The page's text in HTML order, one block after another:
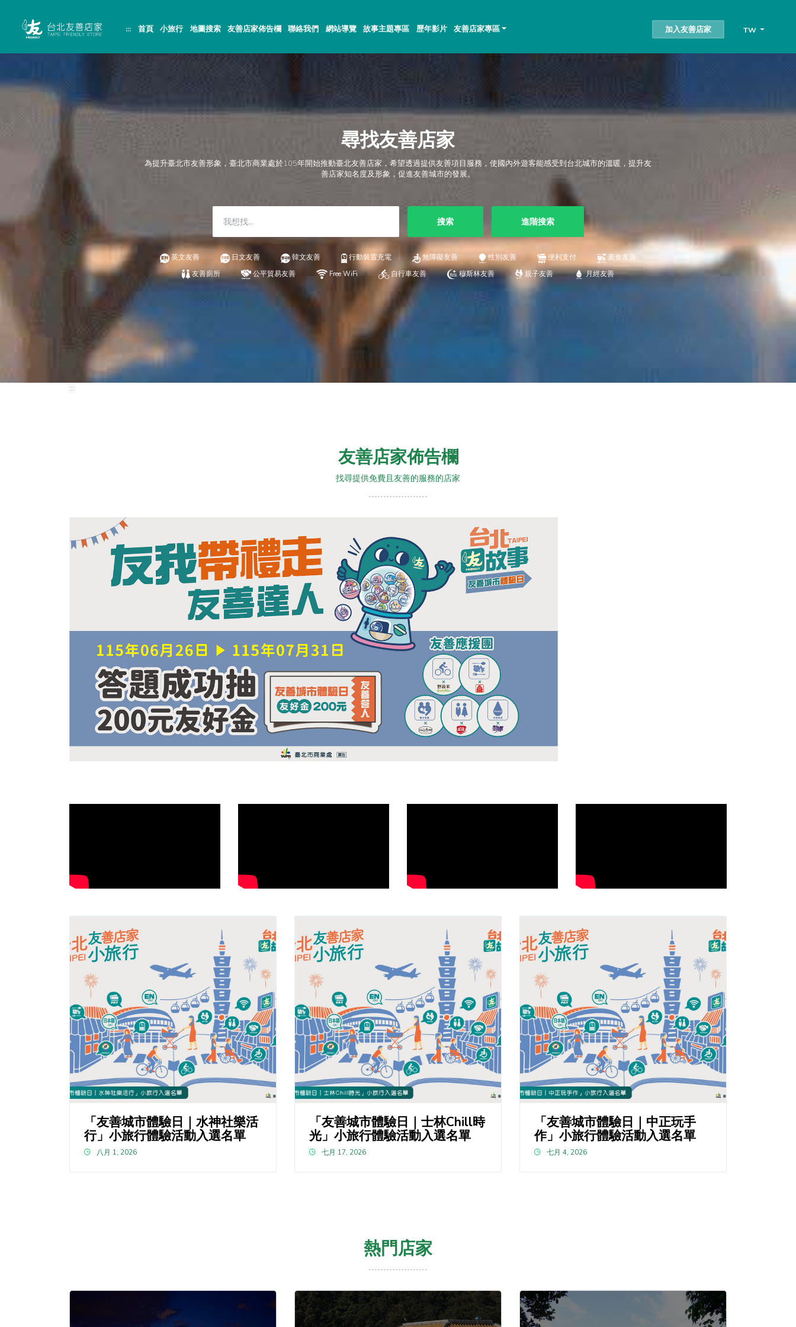
容
::: 首頁 小旅行 地圖搜索 友善店家佈告欄 聯絡我們 網站導覽 故事主題專區 歷年影片 友善店家專區 加入友善店家 TW
尋找友善店家
為提升臺北市友善形象，臺北市商業處於105年開始推動臺北友善店家，希望透過提供友善項目服務，使國內外遊客能感受到台北城市的溫暖，提升友
善店家知名度及形象，促進友善城市的發展。
搜索 進階搜索
英文友善 日文友善 韓文友善 行動裝置充電 無障礙友善 性別友善 便利支付
素食友善
友善廁所
公平貿易友善 Free WiFi 自行車友善 穆斯林友善 親子友善 月經友善
:::
友善店家佈告欄
找尋提供免費且友善的服務的店家
「友善城市體驗日｜水神社樂活
行」小旅行體驗活動入選名單
八月 1, 2026
「友善城市體驗日｜士林Chill時
光」小旅行體驗活動入選名單
七月 17, 2026
「友善城市體驗日｜中正玩手
作」小旅行體驗活動入選名單
七月 4, 2026
熱門店家